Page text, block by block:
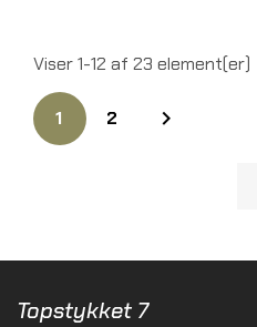
Viser 1-12 af 23 element(er)
1 2 
Topstykket 7